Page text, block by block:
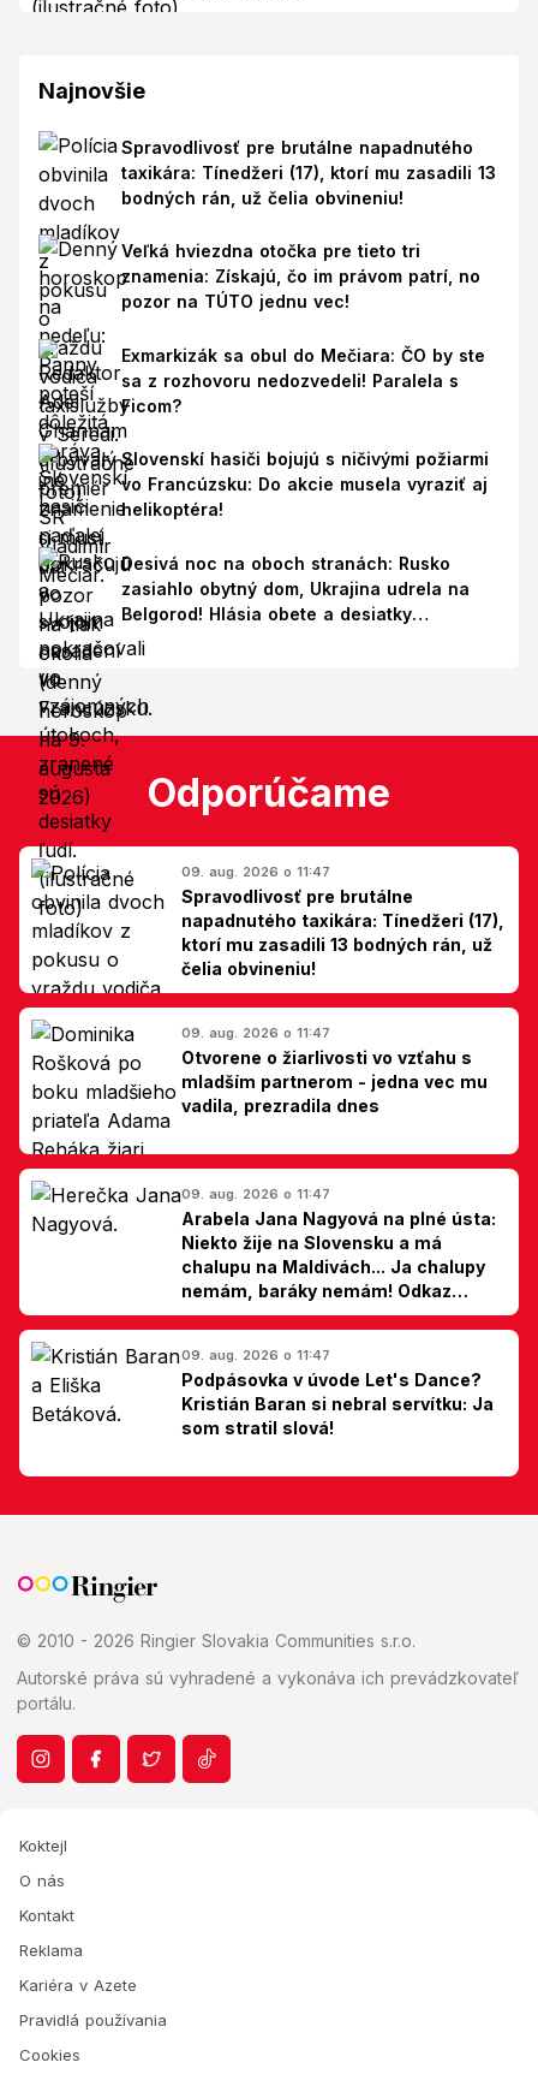
Najnovšie
Spravodlivosť pre brutálne napadnutého
taxikára: Tínedžeri (17), ktorí mu zasadili 13
bodných rán, už čelia obvineniu!
Veľká hviezdna otočka pre tieto tri
znamenia: Získajú, čo im právom patrí, no
pozor na TÚTO jednu vec!
Exmarkizák sa obul do Mečiara: ČO by ste
sa z rozhovoru nedozvedeli! Paralela s
Ficom?
Slovenskí hasiči bojujú s ničivými požiarmi
vo Francúzsku: Do akcie musela vyraziť aj
helikoptéra!
Desivá noc na oboch stranách: Rusko
zasiahlo obytný dom, Ukrajina udrela na
Belgorod! Hlásia obete a desiatky
zranených
Odporúčame
09. aug. 2026 o 11:47
Spravodlivosť pre brutálne
napadnutého taxikára: Tínedžeri (17),
ktorí mu zasadili 13 bodných rán, už
čelia obvineniu!
09. aug. 2026 o 11:47
Otvorene o žiarlivosti vo vzťahu s
mladším partnerom - jedna vec mu
vadila, prezradila dnes
09. aug. 2026 o 11:47
Arabela Jana Nagyová na plné ústa:
Niekto žije na Slovensku a má
chalupu na Maldivách... Ja chalupy
nemám, baráky nemám! Odkaz
Slovákom
09. aug. 2026 o 11:47
Podpásovka v úvode Let's Dance?
Kristián Baran si nebral servítku: Ja
som stratil slová!
© 2010 - 2026 Ringier Slovakia Communities s.r.o.
Autorské práva sú vyhradené a vykonáva ich prevádzkovateľ
portálu.
Koktejl
O nás
Kontakt
Reklama
Kariéra v Azete
Pravidlá používania
Cookies